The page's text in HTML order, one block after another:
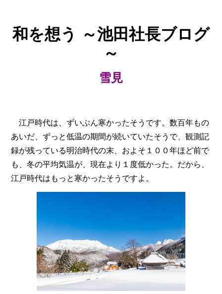
和を想う
～池田社長ブログ
～
雪見
江戸時代は、ずいぶん寒かったそうです。数百年もの
あいだ、ずっと低温の期間が続いていたそうで、観測記
録が残っている明治時代の末、およそ１００年ほど前で
も、冬の平均気温が、現在より１度低かった。だから、
江戸時代はもっと寒かったそうですよ。